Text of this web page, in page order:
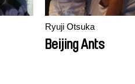
Ryuji Otsuka
Beijing Ants